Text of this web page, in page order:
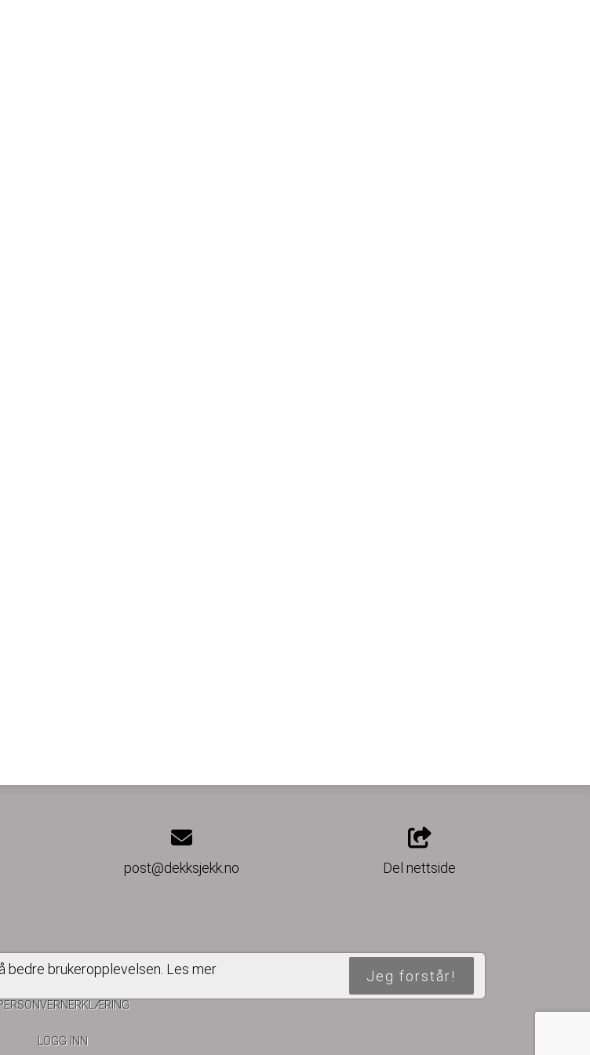
post@dekksjekk.no Del nettside
bedre brukeropplevelsen. Les mer Jeg forstår!
LOGG INN